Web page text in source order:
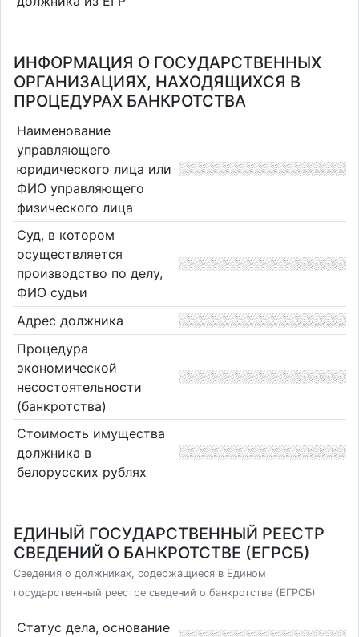
ИНФОРМАЦИЯ О ГОСУДАРСТВЕННЫХ
ОРГАНИЗАЦИЯХ, НАХОДЯЩИХСЯ В
ПРОЦЕДУРАХ БАНКРОТСТВА
Наименование
управляющего
юридического лица или
ФИО управляющего
физического лица
Суд, в котором
осуществляется
производство по делу,
ФИО судьи
Адрес должника
Процедура
экономической
несостоятельности
(банкротства)
Стоимость имущества
должника в
белорусских рублях
ЕДИНЫЙ ГОСУДАРСТВЕННЫЙ РЕЕСТР
СВЕДЕНИЙ О БАНКРОТСТВЕ (ЕГРСБ)
Сведения о должниках, содержащиеся в Едином
государственный реестре сведений о банкротстве (ЕГРСБ)
Статус дела, основание